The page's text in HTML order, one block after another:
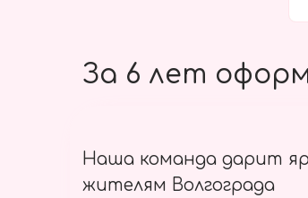
За 6 лет
Наша команда дарит
жителям Волгограда